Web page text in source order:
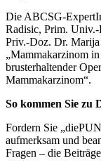
Die ABCSG-
Radisic, Prim.
Priv.-Doz. Dr. Marija
„Mammakarzinom
brusterhaltender
Mammakarzinom“.
So kommen Sie zu
Fordern Sie
aufmerksam und
Fragen – die